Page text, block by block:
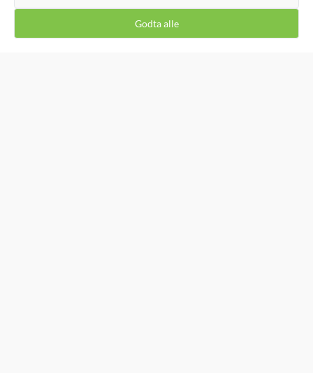
Kost1 Bikubå Hillevåg/Stavanger - Kjøp lokalt til lave
Godta alle